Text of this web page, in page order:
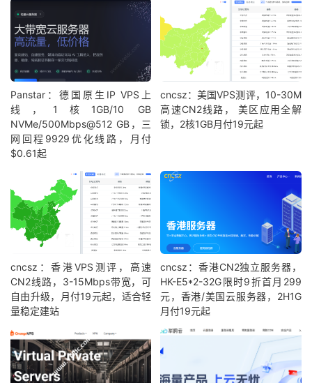
Panstar：德国原生IP VPS上
线，1核1GB/10 GB
NVMe/500Mbps@512 GB，三
网回程9929优化线路，月付
$0.61起
cncsz：美国VPS测评，10-30M
高速CN2线路， 美区应用全解
锁，2核1GB月付19元起
cncsz：香港VPS测评，高速
CN2线路，3-15Mbps带宽，可
自由升级，月付19元起，适合轻
量稳定建站
cncsz：香港CN2独立服务器，
HK-E5*2-32G限时9折首月299
元，香港/美国云服务器，2H1G
月付19元起